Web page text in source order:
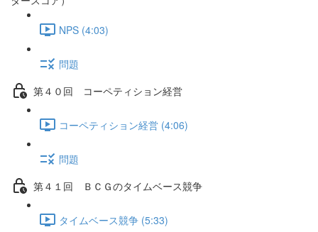
NPS (4:03)
問題
第４０回 コーペティション経営
コーペティション経営 (4:06)
問題
第４１回 ＢＣＧのタイムベース競争
タイムベース競争 (5:33)